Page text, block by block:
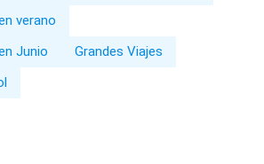
verano
Junio
Grandes Viajes